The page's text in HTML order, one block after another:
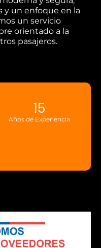
y un enfoque en la
un servicio
orientado a la
pasajeros.
Años de Experiencia
15